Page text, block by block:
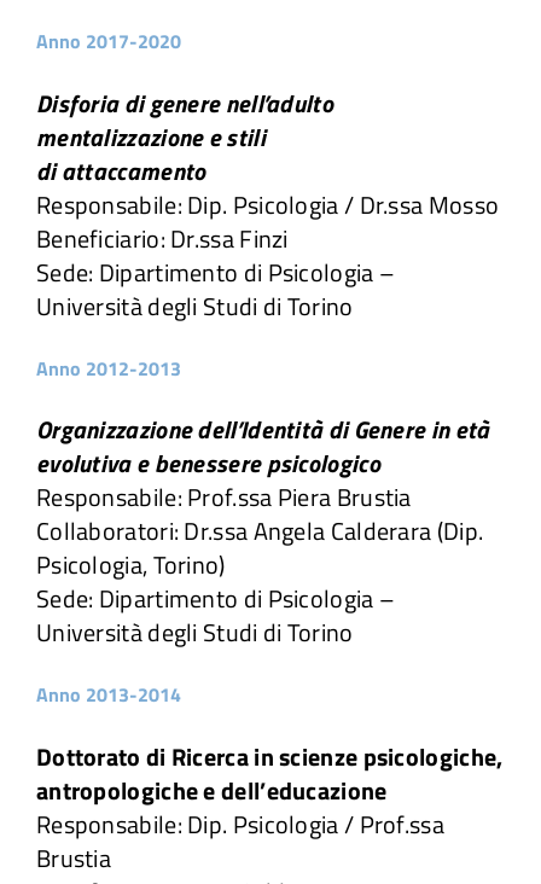
Anno 2017-2020
Disforia di genere nell’adulto
mentalizzazione e stili
di attaccamento
Responsabile: Dip. Psicologia / Dr.ssa Mosso
Beneficiario: Dr.ssa Finzi
Sede: Dipartimento di Psicologia –
Università degli Studi di Torino
Anno 2012-2013
Organizzazione dell’Identità di Genere in età
evolutiva e benessere psicologico
Responsabile: Prof.ssa Piera Brustia
Collaboratori: Dr.ssa Angela Calderara (Dip.
Psicologia, Torino)
Sede: Dipartimento di Psicologia –
Università degli Studi di Torino
Anno 2013-2014
Dottorato di Ricerca in scienze psicologiche,
antropologiche e dell’educazione
Responsabile: Dip. Psicologia / Prof.ssa
Brustia